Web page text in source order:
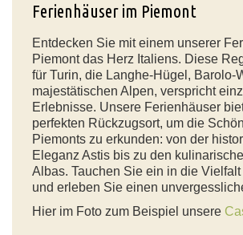
Ferienhäuser im Piemont
Entdecken Sie mit einem unserer
Piemont das Herz Italiens. Diese
für Turin, die Langhe-Hügel, Barolo-
majestätischen Alpen, verspricht
Erlebnisse. Unsere Ferienhäuser
perfekten Rückzugsort, um die
Piemonts zu erkunden: von der
Eleganz Astis bis zu den
Albas. Tauchen Sie ein in die
und erleben Sie einen
Hier im Foto zum Beispiel unsere